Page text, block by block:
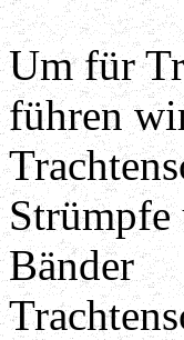
Um für
führen
Strümpfe
Bänder